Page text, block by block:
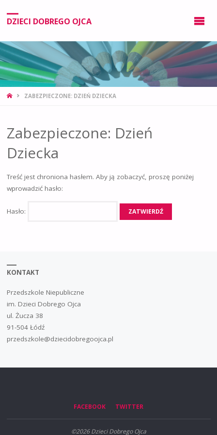
DZIECI DOBREGO OJCA
ZABEZPIECZONE: DZIEŃ DZIECKA
Zabezpieczone: Dzień
Dziecka
Treść jest chroniona hasłem. Aby ją zobaczyć, proszę poniżej
wprowadzić hasło:
Hasło:
KONTAKT
Przedszkole Niepubliczne
im. Dzieci Dobrego Ojca
ul. Żucza 38
91-504 Łódź
przedszkole@dziecidobregoojca.pl
FACEBOOK TWITTER
©2026 Dzieci Dobrego Ojca